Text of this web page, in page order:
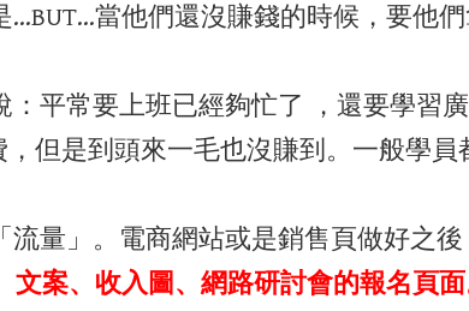
當他們還沒賺錢的時候，要他
平常要上班已經夠忙了 ，還要學習
，但是到頭來一毛也沒賺到。一般學
量」。電商網站或是銷售頁做好之
文案、收入圖、網路研討會的報名頁